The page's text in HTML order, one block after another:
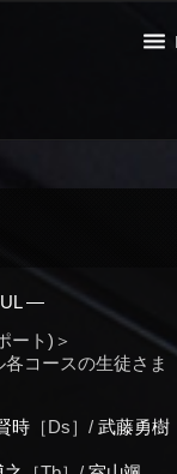
—
ート)＞
コースの生徒さま
時［Ds］/ 武藤勇樹